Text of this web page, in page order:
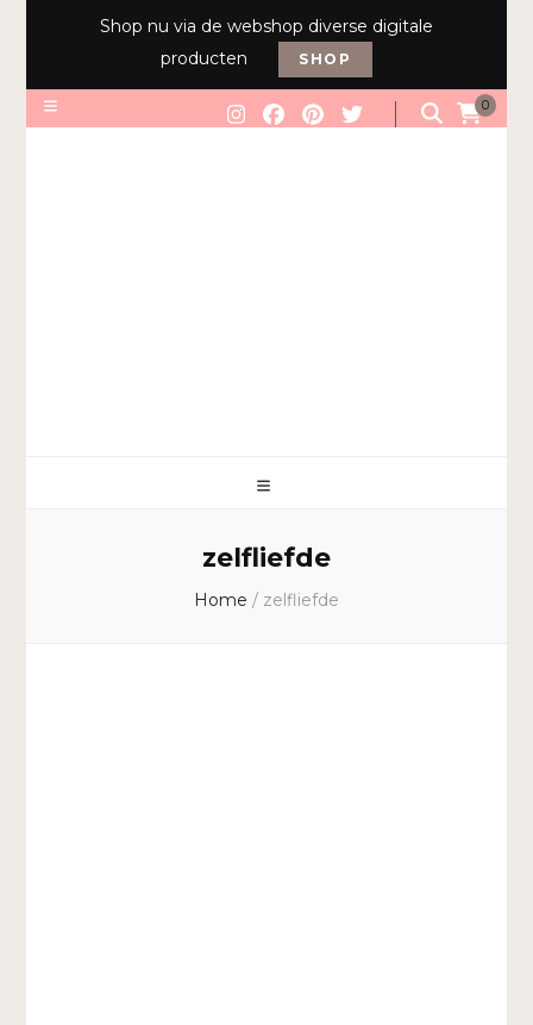
Shop nu via de webshop diverse digitale
producten
SHOP
0
zelfliefde
Home / zelfliefde